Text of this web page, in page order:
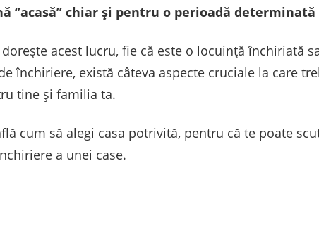
‘’acasă’’ chiar și pentru o perioadă
acest lucru, fie că este o locuință închiriată
închiriere, există câteva aspecte cruciale la care
tine și familia ta.
cum să alegi casa potrivită, pentru că te poate
a unei case.